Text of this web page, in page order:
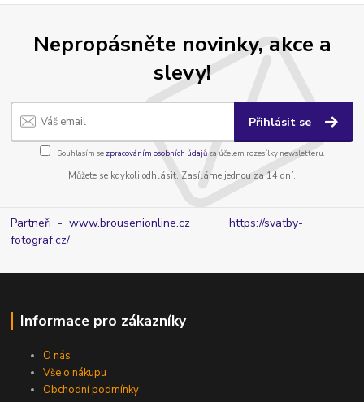
Nepropásněte novinky, akce a
slevy!
Přihlásit se
Souhlasím se zpracováním osobních údajůza účelem rozesílky newsletteru.
Můžete se kdykoli odhlásit. Zasíláme jednou za 14 dní.
Partneři - www.brousenionline.czhttps://svatby-
fotograf.cz/
Informace pro zákazníky
O nás
Vše o nákupu
Obchodní podmínky